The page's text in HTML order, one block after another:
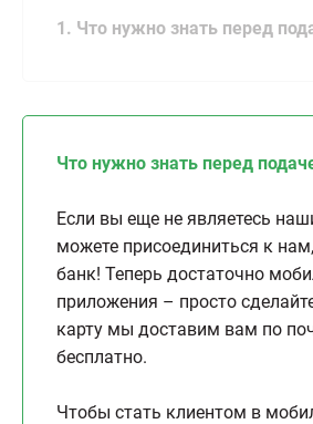
1. Что нужно знать перед
Что нужно знать перед
Если вы еще не являетесь
можете присоединиться к
банк! Теперь достаточно
приложения – просто
карту мы доставим вам по
бесплатно.
Чтобы стать клиентом в